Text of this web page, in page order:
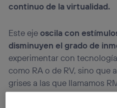
continuo de la virtualidad.
Este ejeoscila con
disminuyen el grado de
experimentar con
como RA o de RV, sino que
grises a las que llamamos